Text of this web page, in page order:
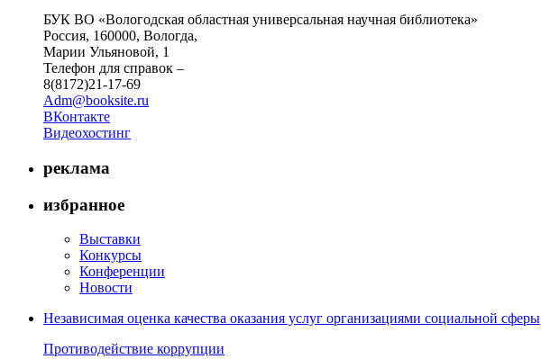
БУК ВО «Вологодская областная универсальная научная библиотека»
Россия, 160000, Вологда,
Марии Ульяновой, 1
Телефон для справок –
8(8172)21-17-69
Adm@booksite.ru
ВКонтакте
Видеохостинг
реклама
избранное
Выставки
Конкурсы
Конференции
Новости
Независимая оценка качества оказания услуг организациями социальной сферы
Противодействие коррупции